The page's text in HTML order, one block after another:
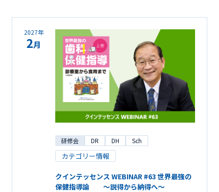
2027年
2月
研修会 DR DH Sch
カテゴリー情報
クインテッセンス WEBINAR #63 世界最強の
保健指導論 ～説得から納得へ～